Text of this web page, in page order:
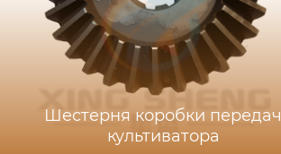
Шестерня коробки передач
культиватора